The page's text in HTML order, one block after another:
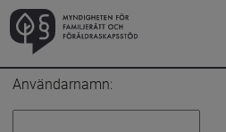
Inloggning
Användarnamn: